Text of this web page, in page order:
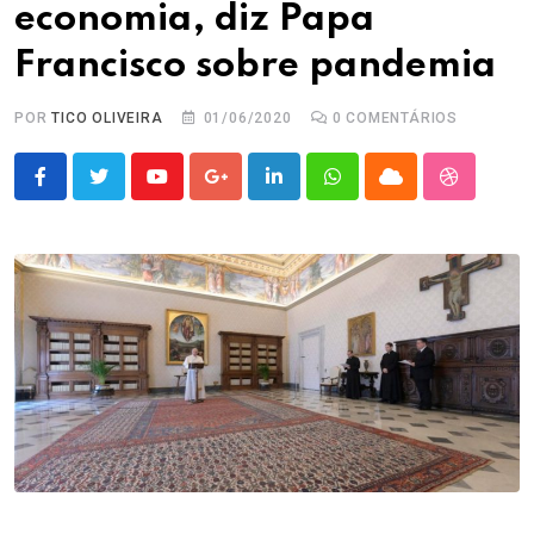
economia, diz Papa
Francisco sobre pandemia
PORTICO OLIVEIRA 01/06/2020 0 COMENTÁRIOS
YoutubeGoogle+LinkedInWhatsappCloud